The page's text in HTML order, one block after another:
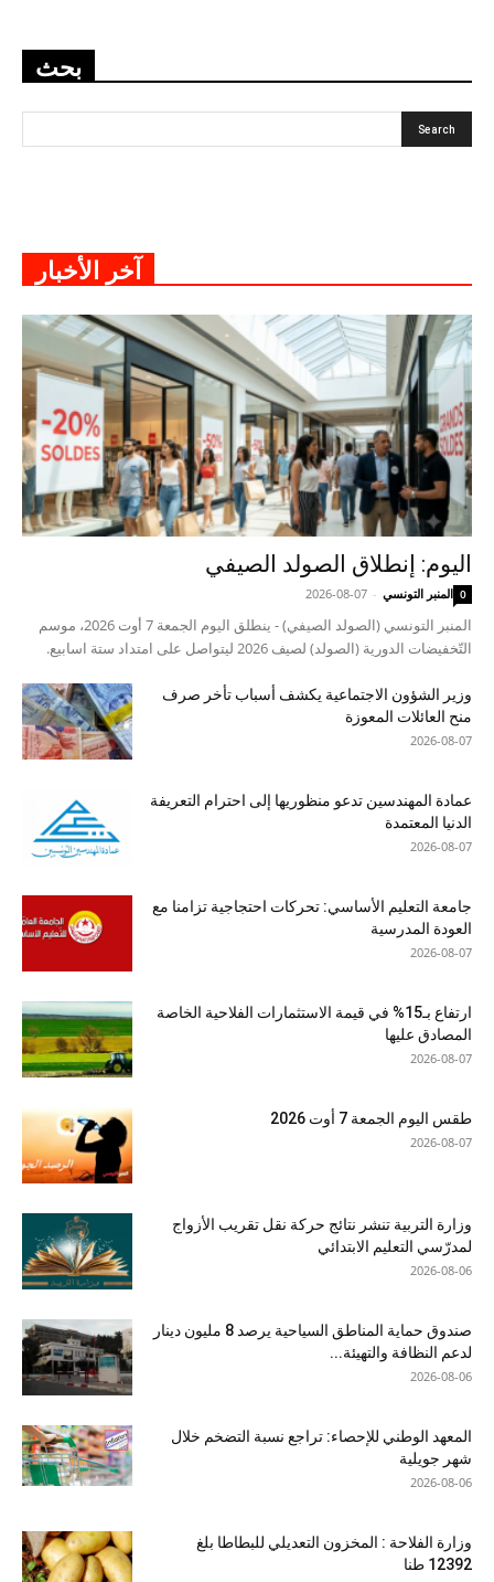
بحث
آخر الأخبار
اليوم: إنطلاق الصولد الصيفي
المنبر التونسي -
2026-08-07 0
المنبر التونسي (الصولد الصيفي) - ينطلق اليوم الجمعة 7 أوت 2026، موسم
التّخفيضات الدورية (الصولد) لصيف 2026 ليتواصل على امتداد ستة اسابيع.
وزير الشؤون الاجتماعية يكشف أسباب تأخر صرف
منح العائلات المعوزة
2026-08-07
عمادة المهندسين تدعو منظوريها إلى احترام التعريفة
الدنيا المعتمدة
2026-08-07
جامعة التعليم الأساسي: تحركات احتجاجية تزامنا مع
العودة المدرسية
2026-08-07
ارتفاع بـ15% في قيمة الاستثمارات الفلاحية الخاصة
المصادق عليها
2026-08-07
طقس اليوم الجمعة 7 أوت 2026
2026-08-07
وزارة التربية تنشر نتائج حركة نقل تقريب الأزواج
لمدرّسي التعليم الابتدائي
2026-08-06
صندوق حماية المناطق السياحية يرصد 8 مليون دينار
لدعم النظافة والتهيئة...
2026-08-06
المعهد الوطني للإحصاء: تراجع نسبة التضخم خلال
شهر جويلية
2026-08-06
وزارة الفلاحة : المخزون التعديلي للبطاطا بلغ
12392 طنا